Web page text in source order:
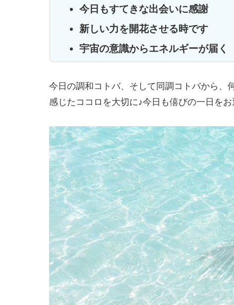
今日もすてきな出会いに感謝
新しい力を開花させる時です
宇宙の意識からエネルギーが届く
今日の調和コトバ、そして同調コトバから、
感じたココロを大切に♪今日も僖びの一日を